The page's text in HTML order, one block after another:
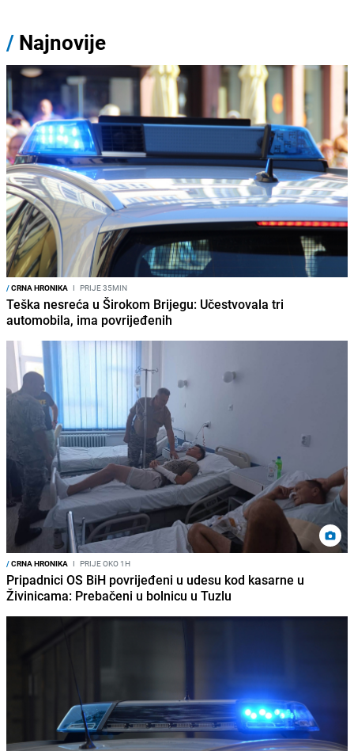
/ Najnovije
/CRNA HRONIKA I PRIJE 35MIN
Teška nesreća u Širokom Brijegu: Učestvovala tri
automobila, ima povrijeđenih
/CRNA HRONIKA I PRIJE OKO 1H
Pripadnici OS BiH povrijeđeni u udesu kod kasarne u
Živinicama: Prebačeni u bolnicu u Tuzlu